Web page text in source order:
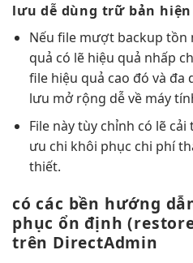
lưudễ dùng trữ bản
Nếu file mượtbackup tồn
quả có lẽ hiệu quả nhấp
file hiệu quả cao đó và đa
lưu mở rộng dễvề máy
File nàytùy chỉnh có lẽ cải
ưu chi khôi phục chi phí
thiết.
có các bền hướng
phục ổn định
trên DirectAdmin